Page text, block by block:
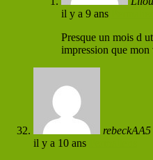
il y a 9 ans
Presque un mois d
impression que
rebeckAA5
il y a 10 ans